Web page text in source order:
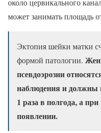
около цервикального
может занимать площадь
Эктопия шейки матки
формой патологии.
псевдоэрозии
наблюдения и должны
1 раза в полгода, а
появлении.